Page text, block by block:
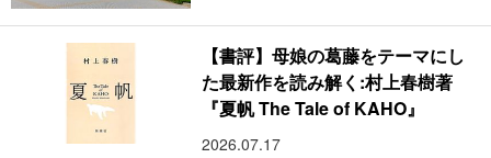
【書評】母娘の葛藤をテーマにし
た最新作を読み解く:村上春樹著
『夏帆 The Tale of KAHO』
2026.07.17